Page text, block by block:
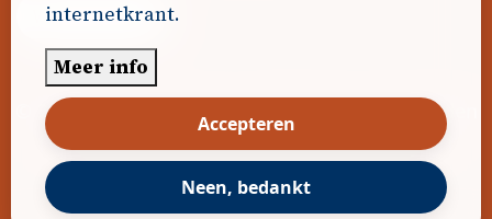
Word Partner!
© 2026 Editiepajot.com
Algemene voorwaarden
|Disclaimer Privacybeleid Cookiebeleid|
Gerealiseerd doorDavidHosse.net
internetkrant.
Meer info
Accepteren
Neen, bedankt